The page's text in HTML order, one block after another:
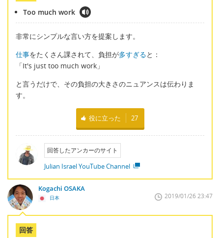
Too much work
非常にシンプルな言い方を提案します。
仕事をたくさん課されて、負担が多すぎると：
「It's just too much work」
と言うだけで、その負担の大きさのニュアンスは伝わりま
す。
役に立った 27
回答したアンカーのサイト
Julian Israel YouTube Channel
Kogachi OSAKA
日本 2019/01/26 23:47
回答